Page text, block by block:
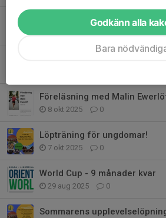
DU BEHÖVS SOM
6 apr, 14:13 0
Föreläsning med Malin
8 okt 2025 0
Löpträning för ungdomar!
7 okt 2025 0
World Cup - 9 månader kvar
29 aug 2025 0
Sommarens
Godkänn alla
Bara